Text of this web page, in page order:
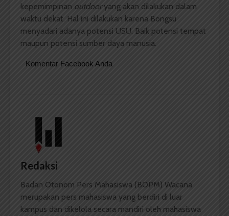
kepemimpinan outdooryang akan dilakukan dalam
waktu dekat. Hal ini dilakukan karena Bongsu
menyadari adanya potensi USU. Baik potensi tempat
maupun potensi sumber daya manusia.
Komentar Facebook Anda
Redaksi
Badan Otonom Pers Mahasiswa (BOPM) Wacana
merupakan pers mahasiswa yang berdiri di luar
kampus dan dikelola secara mandiri oleh mahasiswa